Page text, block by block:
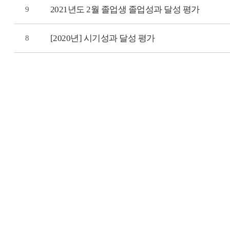
9 2021년도 2월 졸업생 졸업성과 달성 평가
8 [2020년] 시기성과 달성 평가